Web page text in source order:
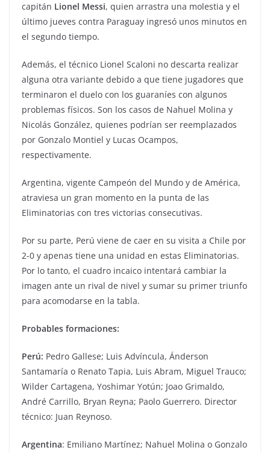
capitán Lionel Messi, quien arrastra una molestia y el
último jueves contra Paraguay ingresó unos minutos en
el segundo tiempo.
Además, el técnico Lionel Scaloni no descarta realizar
alguna otra variante debido a que tiene jugadores que
terminaron el duelo con los guaraníes con algunos
problemas físicos. Son los casos de Nahuel Molina y
Nicolás González, quienes podrían ser reemplazados
por Gonzalo Montiel y Lucas Ocampos,
respectivamente.
Argentina, vigente Campeón del Mundo y de América,
atraviesa un gran momento en la punta de las
Eliminatorias con tres victorias consecutivas.
Por su parte, Perú viene de caer en su visita a Chile por
2-0 y apenas tiene una unidad en estas Eliminatorias.
Por lo tanto, el cuadro incaico intentará cambiar la
imagen ante un rival de nivel y sumar su primer triunfo
para acomodarse en la tabla.
Probables formaciones:
Perú: Pedro Gallese; Luis Advíncula, Ánderson
Santamaría o Renato Tapia, Luis Abram, Miguel Trauco;
Wilder Cartagena, Yoshimar Yotún; Joao Grimaldo,
André Carrillo, Bryan Reyna; Paolo Guerrero. Director
técnico: Juan Reynoso.
Argentina: Emiliano Martínez; Nahuel Molina o Gonzalo